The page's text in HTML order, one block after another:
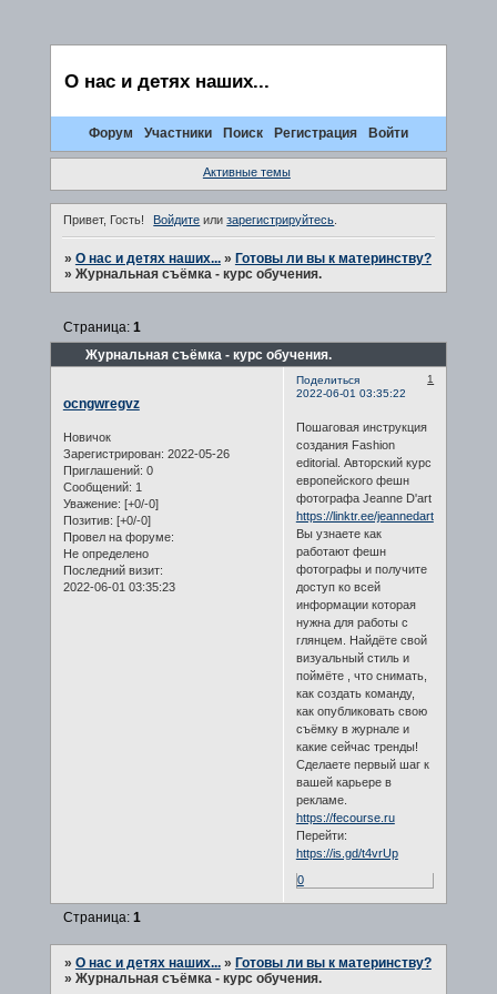
О нас и детях наших...
Форум Участники Поиск Регистрация Войти
Активные темы
Привет, Гость! Войдите илизарегистрируйтесь.
» О нас и детях наших... » Готовы ли вы к материнству?
» Журнальная съёмка - курс обучения.
Журнальная съёмка - курс обучения.
Страница: 1
Поделиться
1
2022-06-01 03:35:22
ocngwregvz
Новичок
Зарегистрирован: 2022-05-26
Приглашений: 0
Сообщений: 1
Уважение: [+0/-0]
Позитив: [+0/-0]
Провел на форуме:
Не определено
Последний визит:
2022-06-01 03:35:23
Пошаговая инструкция
создания Fashion
editorial. Авторский курс
европейского фешн
фотографа Jeanne D'art
https://linktr.ee/jeannedart
Вы узнаете как
работают фешн
фотографы и получите
доступ ко всей
информации которая
нужна для работы с
глянцем. Найдёте свой
визуальный стиль и
поймёте , что снимать,
как создать команду,
как опубликовать свою
съёмку в журнале и
какие сейчас тренды!
Сделаете первый шаг к
вашей карьере в
рекламе.
https://fecourse.ru
Перейти:
https://is.gd/t4vrUp
0
Страница: 1
» О нас и детях наших... » Готовы ли вы к материнству?
» Журнальная съёмка - курс обучения.